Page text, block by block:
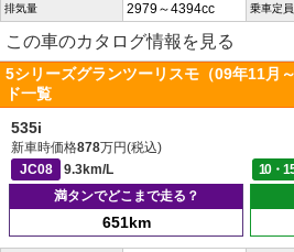
排気量 2979～4394cc 乗車定員
この車のカタログ情報を見る
5シリーズグランツーリスモ（09年11月
ド一覧
535i
新車時価格878万円(税込)
JC08
9.3km/L 10・
満タンでどこまで走る？
651km